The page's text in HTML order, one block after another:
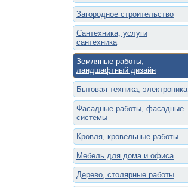
Загородное строительство
Сантехника, услуги
сантехника
Земляные работы,
ландшафтный дизайн
Бытовая техника, электроника
Фасадные работы, фасадные
системы
Кровля, кровельные работы
Мебель для дома и офиса
Дерево, столярные работы